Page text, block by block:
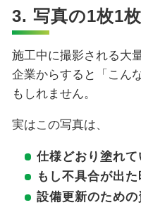
3. 写真の1枚1
施工中に撮影される大
企業からすると「こん
もしれません。
実はこの写真は、
仕様どおり塗れ
もし不具合が出
設備更新のための